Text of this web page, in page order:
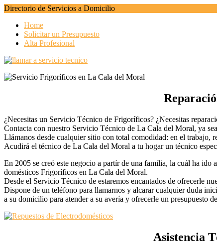
Directorio de Servicios a Domicilio
Home
Solicitar un Presupuesto
Alta Profesional
¿Necesitas un Servicio Técnico de Frigoríficos? ¿Necesitas
Contacta con nuestro Servicio Técnico de La Cala del Moral, ya
Llámanos desde cualquier sitio con total comodidad: en el trabajo,
Acudirá el técnico de La Cala del Moral a tu hogar un técnico
En 2005 se creó este negocio a partír de una familia, la cuál ha ido
domésticos Frigoríficos en La Cala del Moral.
Desde el Servicio Técnico de estaremos encantados de ofrecerle
Dispone de un teléfono para llamarnos y alcarar cualquier duda
a su domicilio para atender a su avería y ofrecerle un presupuesto
Asistencia